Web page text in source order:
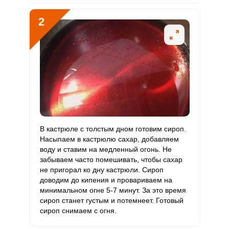
Биотин 40 мг 50 мг 3.8 53.3
Витамин
К
22 мкг 0.9 12.2
Витамин
4 мг 20 мг 13.3
Калий 1640 мг
Кальций 434.5 мг 1000 мг 2.1 29
Кремний 990 мг 30 мг 157.1 2200
Магний 181 мг 400 мг 2.2
2
В кастрюле с толстым дном готовим сироп.
Насыпаем в кастрюлю сахар, добавляем
воду и ставим на медленный огонь. Не
забываем часто помешивать, чтобы сахар
не пригорал ко дну кастрюли. Сироп
доводим до кипения и провариваем на
минимальном огне 5-7 минут. За это время
сироп станет густым и потемнеет. Готовый
сироп снимаем с огня.
ВХОД НА САЙТ
Войдите
с помощью социальных сетей:
или
1 ИЗ 6
Сообщить об ошибке